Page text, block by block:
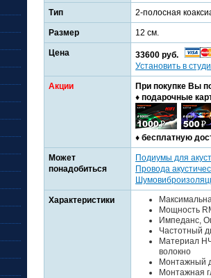
Тип 2-полосная
Размер 12 см.
Цена
33600 руб.
Установить в
Акции
При покупке Вы
♦ подарочные
♦ бесплатную
Может
понадобиться
Подиумы для
Провода
Характеристики
Мощность
Импеданс,
Частотный
Материал
волокно
Монтажный
Монтажная